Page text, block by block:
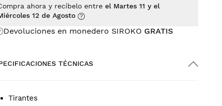
Devoluciones en monedero SIROKO GRATIS
ahora y recíbelo entreel Martes 11 y el
12 de Agosto
TÉCNICAS
Tirantes